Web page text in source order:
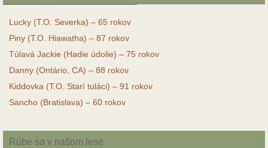
Lucky (T.O. Severka) – 65 rokov
Piny (T.O. Hiawatha) – 87 rokov
Túlavá Jackie (Hadie údolie) – 75 rokov
Danny (Ontário, CA) – 88 rokov
Kiddovka (T.O. Starí tuláci) – 91 rokov
Sancho (Bratislava) – 60 rokov
Rúbe sa v našom lese